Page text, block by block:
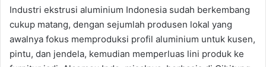
Industri ekstrusi aluminium Indonesia sudah berkembang
cukup matang, dengan sejumlah produsen lokal yang
awalnya fokus memproduksi profil aluminium untuk kusen,
pintu, dan jendela, kemudian memperluas lini produk ke